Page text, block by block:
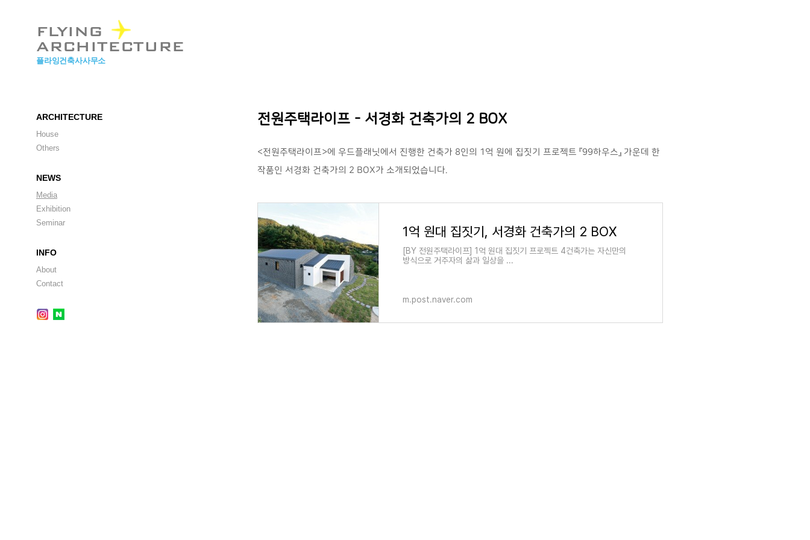
FLYING
ARCHITECTURE
플라잉건축사사무소
전원주택라이프 - 서경화 건축가의 2 BOX
<전원주택라이프>에 우드플래닛에서 진행한 건축가 8인의 1억 원에 집짓기 프로젝트 『99하우스』 가운데 한
작품인 서경화 건축가의 2 BOX가 소개되었습니다.
1억 원대 집짓기, 서경화 건축가의 2 BOX
[BY 전원주택라이프] 1억 원대 집짓기 프로젝트 4건축가는 자신만의
방식으로 거주자의 삶과 일상을 ...
m.post.naver.com
ARCHITECTURE
House
Others
NEWS
Media
Exhibition
Seminar
INFO
About
Contact